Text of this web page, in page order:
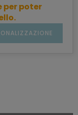
per poter